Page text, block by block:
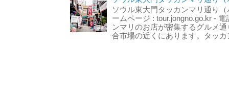
ソウル東大門タッカンマリ通り
ームページ : tour.jongno.go.kr -
ンマリのお店が密集するグルメ
合市場の近くにあります。タッ